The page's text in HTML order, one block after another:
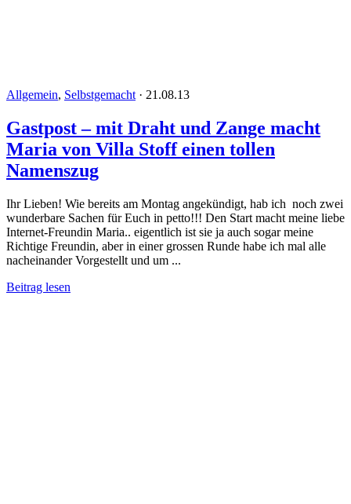
Allgemein, Selbstgemacht · 21.08.13
Gastpost – mit Draht und Zange macht
Maria von Villa Stoff einen tollen
Namenszug
Ihr Lieben! Wie bereits am Montag angekündigt, hab ich noch zwei
wunderbare Sachen für Euch in petto!!! Den Start macht meine liebe
Internet-Freundin Maria.. eigentlich ist sie ja auch sogar meine
Richtige Freundin, aber in einer grossen Runde habe ich mal alle
nacheinander Vorgestellt und um ...
Beitrag lesen